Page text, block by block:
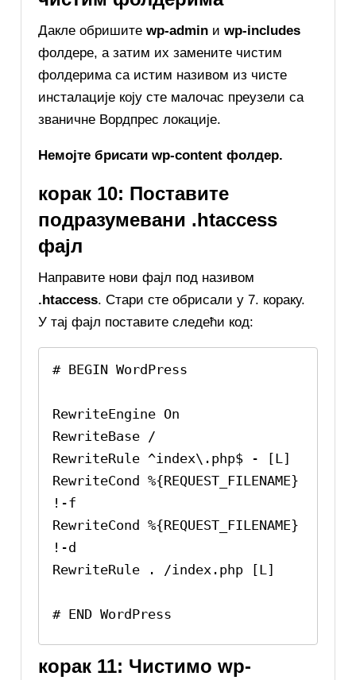
Дакле обришитеwp-admin иwp-includes
фолдере, а затим их замените чистим
фолдерима са истим називом из чисте
инсталације коју сте малочас преузели са
званичне Вордпрес локације.
Немојте брисати wp-content фолдер.
корак 10: Поставите
подразумевани .htaccess
фајл
Направите нови фајл под називом
.htaccess. Стари сте обрисали у 7. кораку.
У тај фајл поставите следећи код:
# BEGIN WordPress
RewriteEngine On
RewriteBase /
RewriteRule ^index\.php$ - [L]
RewriteCond %{REQUEST_FILENAME}
!-f
RewriteCond %{REQUEST_FILENAME}
!-d
RewriteRule . /index.php [L]
# END WordPress
корак 11: Чистимо wp-